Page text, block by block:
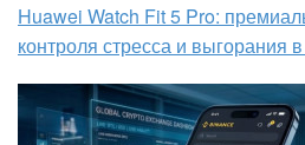
Huawei Watch Fit 5 Pro:
контроля стресса и выгорания